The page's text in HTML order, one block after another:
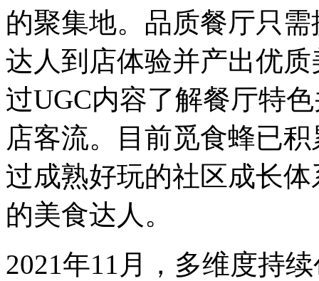
的聚集地。品质餐厅只
达人到店体验并产出优
过UGC内容了解餐厅特
店客流。目前觅食蜂已
过成熟好玩的社区成长
的美食达人。
2021年11月，多维度持